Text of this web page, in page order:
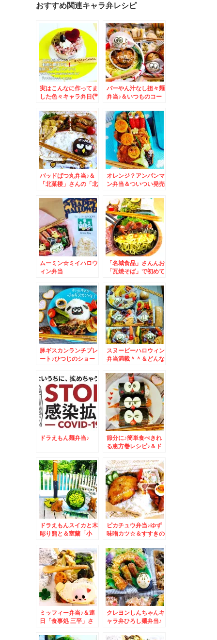
おすすめ関連キャラ弁レシピ
実はこんなに作ってま
した色々キャラ弁日(*
町の「鈴木牛乳」さん
の牛乳が美味しい＾＾
♪
パーやん汁なし担々麺
弁当♪＆いつものコー
バッドばつ丸弁当♪＆
「北菓楼」さんの「北
たまゑ」増毛甘えびが
美味～～(*´艸`*)
オレンジ？アンパンマ
ン弁当＆ついつい発売
ら買っちゃう「寿がき
や」さんの「辛辛魚」
辛さマイルドバージョ
ン(*´艸`*)やっぱりう
ましら～♪
ムーミン☆ミイハロウ
ィン弁当
「名城食品」さんんお
「瓦焼そば」で初めて
るうまさ！！Σ(ﾟДﾟ)
豚ギスカンランチプレ
ート♪ひつじのショー
グルメ☆
スヌーピーハロウィン
弁当満載＾＾＆どんな
い！！「辛いラーメン
17」
ドラえもん麺弁当♪
節分に♪簡単食べきれ
る恵方巻レシピ♪＆ド
助恵方巻
ドラえもんスイカと木
彫り熊と＆室蘭「小
ーメン」ノーマル 麺
固め(*´艸`*)原点に戻
る(*´艸`*)
ピカチュウ弁当♪ゆず
味噌カツ☆＆すすきの
さんの「チャーハン」
ミッフィー弁当♪＆連
日「食事処 三平」さ
ん」うまっ(*´艸`*)
クレヨンしんちゃんキ
ャラ弁ひろし麺弁当♪
ルモン♪